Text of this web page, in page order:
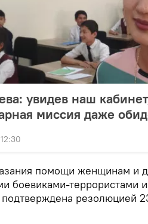
увидев наш
миссия даже
помощи женщинам и
боевиками-террористами
резолюцией